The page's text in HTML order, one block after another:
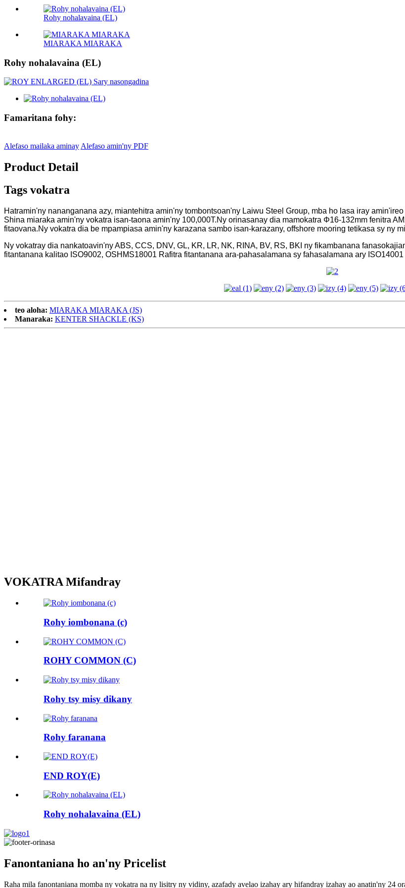
Rohy nohalavaina (EL)
MIARAKA MIARAKA
Rohy nohalavaina (EL)
Famaritana fohy:
Alefaso mailaka aminay Alefaso amin'ny PDF
Product Detail
Tags vokatra
Hatramin'ny nananganana azy, miantehitra amin'ny tombontsoan'ny Laiwu Steel Group, mba ho lasa iray
Shina miaraka amin'ny vokatra isan-taona amin'ny 100,000T.Ny orinasanay dia mamokatra Φ16-132mm fenitra
fitaovana.Ny vokatra dia be mpampiasa amin'ny karazana sambo isan-karazany, offshore mooring tetikasa sy ny
Ny vokatray dia nankatoavin'ny ABS, CCS, DNV, GL, KR, LR, NK, RINA, BV, RS, BKI ny fikambanana
fitantanana kalitao ISO9002, OSHMS18001 Rafitra fitantanana ara-pahasalamana sy fahasalamana ary
teo aloha: MIARAKA MIARAKA (JS)
Manaraka: KENTER SHACKLE (KS)
VOKATRA Mifandray
Rohy iombonana (c)
ROHY COMMON (C)
Rohy tsy misy dikany
Rohy faranana
END ROY(E)
Rohy nohalavaina (EL)
Fanontaniana ho an'ny Pricelist
Raha mila fanontaniana momba ny vokatra na ny lisitry ny vidiny, azafady avelao izahay ary hifandray izahay ao anatin'ny 24